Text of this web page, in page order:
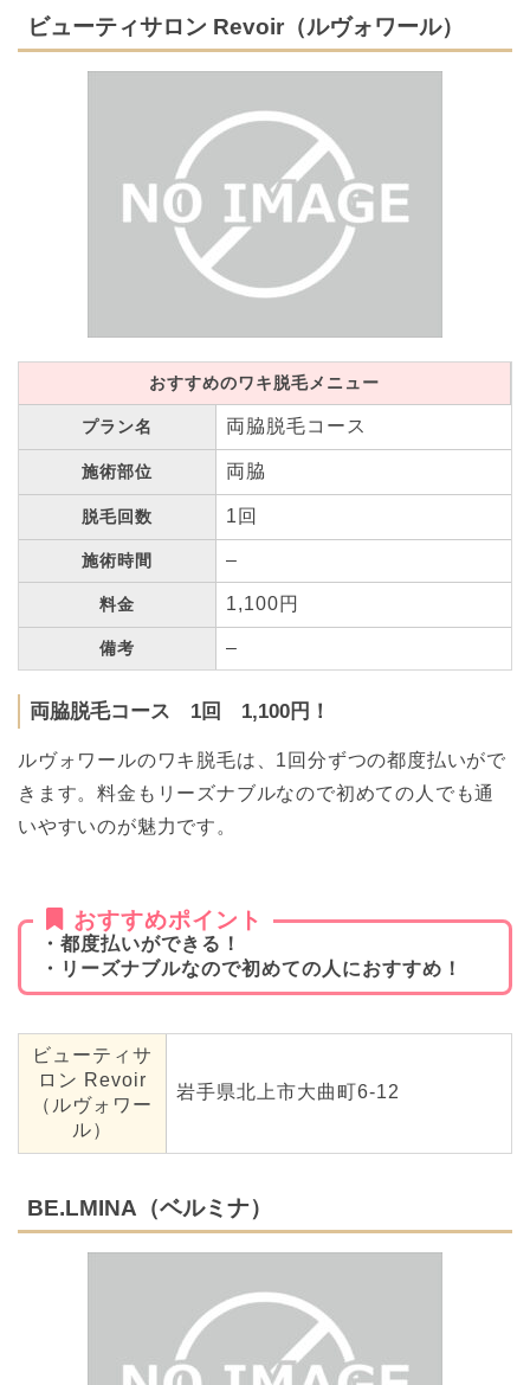
ビューティサロン Revoir（ルヴォワール）
おすすめのワキ脱毛メニュー
プラン名 両脇脱毛コース
施術部位 両脇
脱毛回数 1回
施術時間 –
料金 1,100円
備考 –
両脇脱毛コース 1回 1,100円！
ルヴォワールのワキ脱毛は、1回分ずつの都度払いがで
きます。料金もリーズナブルなので初めての人でも通
いやすいのが魅力です。
おすすめポイント
・都度払いができる！
・リーズナブルなので初めての人におすすめ！
ビューティサ
ロン Revoir
（ルヴォワー
ル）
岩手県北上市大曲町6-12
BE.LMINA（ベルミナ）